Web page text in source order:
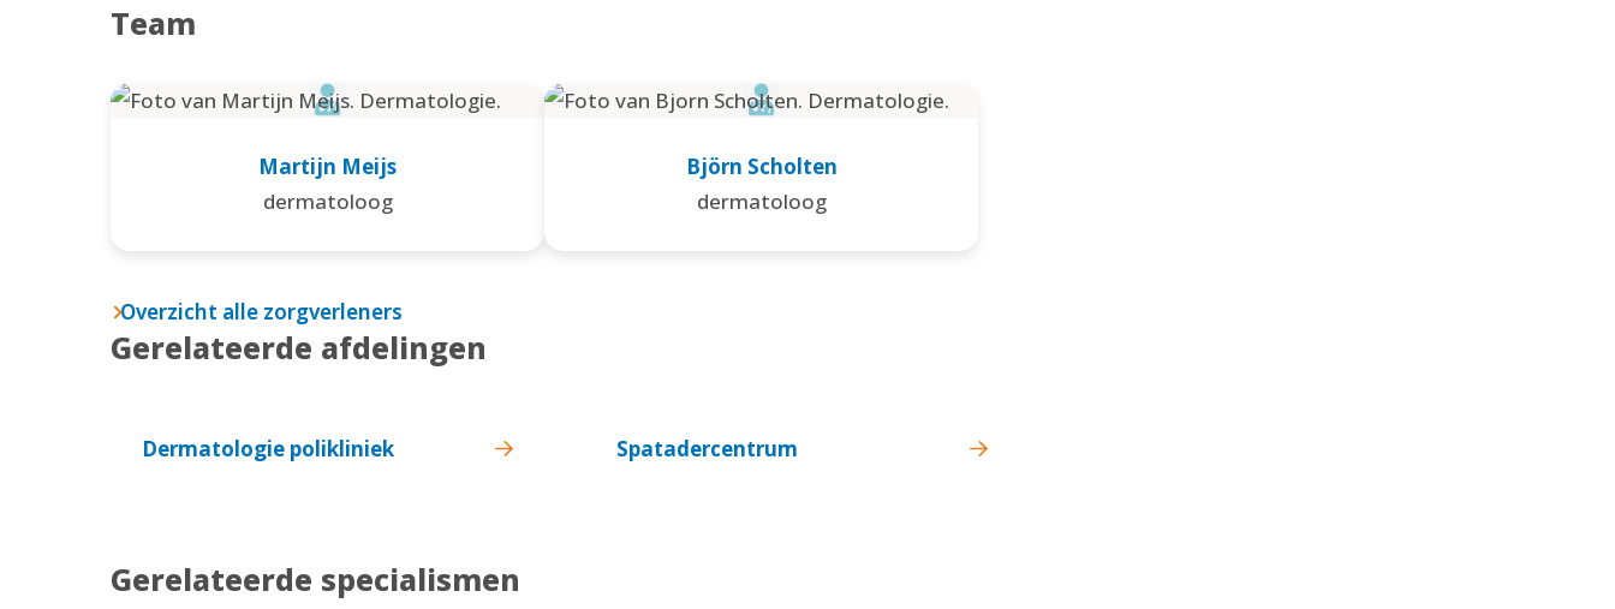
Team
Martijn Meijs
dermatoloog
Björn Scholten
dermatoloog
Overzicht alle zorgverleners
Gerelateerde afdelingen
Dermatologie polikliniek Spatadercentrum
Gerelateerde specialismen